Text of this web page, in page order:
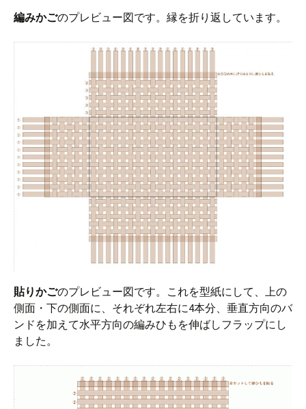
編みかごのプレビュー図です。縁を折り返しています。
貼りかごのプレビュー図です。これを型紙にして、上の
側面・下の側面に、それぞれ左右に4本分、垂直方向のバ
ンドを加えて水平方向の編みひもを伸ばしフラップにし
ました。